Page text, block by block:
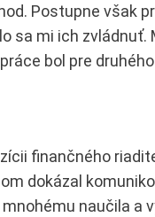
Postupne však
sa mi ich zvládnuť.
bol pre
finančného
dokázal
naučila a